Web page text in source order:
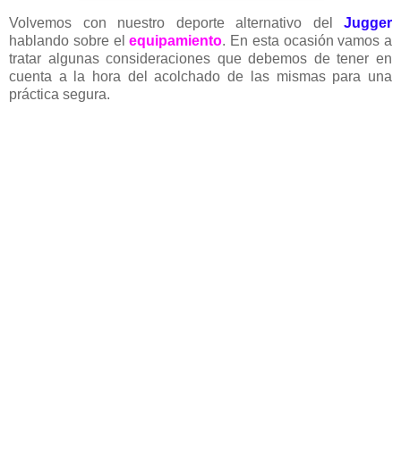
Volvemos con nuestro deporte alternativo del Jugger
hablando sobre elequipamiento. En esta ocasión vamos a
tratar algunas consideraciones que debemos de tener en
cuenta a la hora del acolchado de las mismas para una
práctica segura.